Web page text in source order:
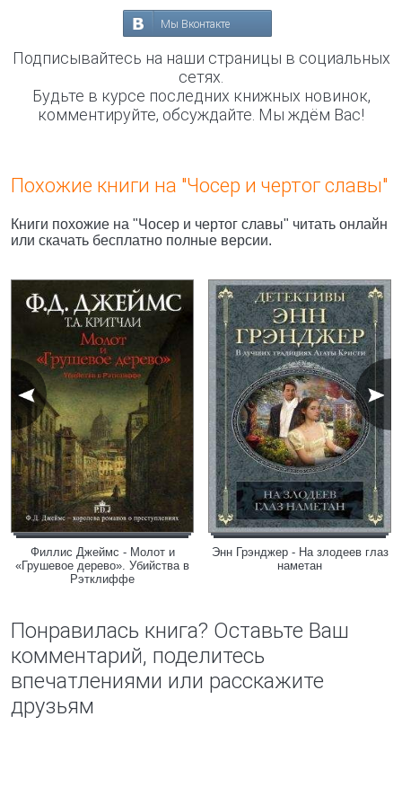
Мы Вконтакте
Подписывайтесь на наши страницы в социальных
сетях.
Будьте в курсе последних книжных новинок,
комментируйте, обсуждайте. Мы ждём Вас!
Похожие книги на "Чосер и чертог славы"
Книги похожие на "Чосер и чертог славы" читать онлайн
или скачать бесплатно полные версии.
Филлис Джеймс - Молот и
«Грушевое дерево». Убийства в
Рэтклиффе
Энн Грэнджер - На злодеев глаз
наметан
Понравилась книга? Оставьте Ваш
комментарий, поделитесь
впечатлениями или расскажите
друзьям